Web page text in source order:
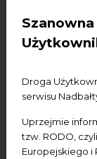
Droga
serwisu
Uprzejmie
tzw. RODO,
Europejskiego i
Małe